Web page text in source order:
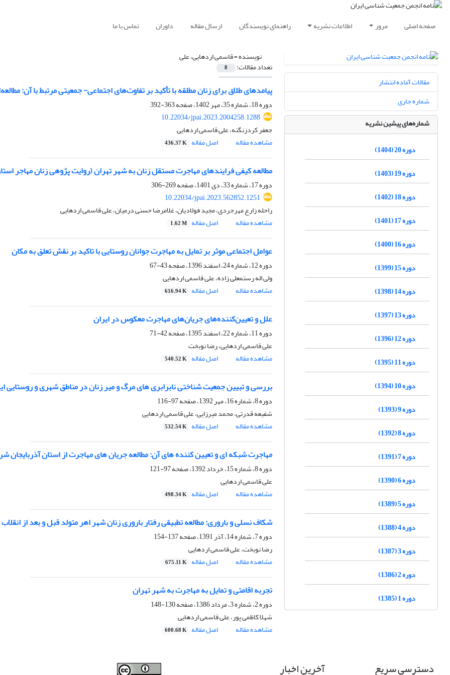
صفحه اصلی مرور اطلاعات نشریه راهنمای نویسندگان ارسال مقاله داوران تماس با ما
نویسنده =قاسمی اردهایی، علی
تعداد مقالات: 8
پیامدهای طلاق برای زنان مطلقه با تأکید بر تفاوت‌های اجتماعی- جمعیتی مرتبط با آن:
دوره 18، شماره 35، مهر 1402، صفحه
363-392
10.22034/jpai.2023.2004258.1288
جعفر کردزنگنه، علی قاسمی اردهایی
مشاهده مقاله
اصل مقاله 436.37 K
مطالعه کیفی فرایندهای مهاجرت مستقل زنان به شهر تهران (روایت پژوهی زنان مهاجر
دوره 17، شماره 33، دی 1401، صفحه
269-306
10.22034/jpai.2023.562852.1251
راحله زارع مهرجردی، مجید فولادیان، غلامرضا حسنی درمیان، علی قاسمی اردهایی
مشاهده مقاله
اصل مقاله 1.62 M
عوامل اجتماعی موثر بر تمایل به مهاجرت جوانان روستایی با تاکید بر نقش تعلق به مکان
دوره 12، شماره 24، اسفند 1396، صفحه
43-67
ولی اله رستمعلی زاده، علی قاسمی اردهایی
مشاهده مقاله
اصل مقاله 616.94 K
علل و تعیین‌کننده‌های جریان‌های مهاجرت‌ معکوس در ایران
دوره 11، شماره 22، اسفند 1395، صفحه
42-71
علی قاسمی اردهایی، رضا نوبخت
مشاهده مقاله
اصل مقاله 540.52 K
بررسی و تبیین جمعیت شناختی نابرابری های مرگ و میر زنان در مناطق شهری و روستایی
دوره 8، شماره 16، مهر 1392، صفحه
97-116
شفیعه قدرتی، محمد میرزایی، علی قاسمی اردهایی
مشاهده مقاله
اصل مقاله 532.54 K
مهاجرت شبکه ای و تعیین کننده های آن: مطالعه جریان های مهاجرت از استان آذربایجان
دوره 8، شماره 15، خرداد 1392، صفحه
97-121
علی قاسمی اردهایی
مشاهده مقاله
اصل مقاله 498.34 K
شکاف نسلی و باروری: مطالعه تطبیقی رفتار باروری زنان شهر اهر متولد قبل و بعد از انقلاب
دوره 7، شماره 14، آذر 1391، صفحه
137-154
رضا نوبخت، علی قاسمی اردهایی
مشاهده مقاله
اصل مقاله 675.11 K
تجربه اقامتی و تمایل به مهاجرت به شهر تهران
دوره 2، شماره 3، مرداد 1386، صفحه
130-148
شهلا کاظمی پور، علی قاسمی اردهایی
مشاهده مقاله
اصل مقاله 600.68 K
مقالات آماده انتشار
شماره جاری
شماره‌های پیشین نشریه
دوره 20 (1404)
دوره 19 (1403)
دوره 18 (1402)
دوره 17 (1401)
دوره 16 (1400)
دوره 15 (1399)
دوره 14 (1398)
دوره 13 (1397)
دوره 12 (1396)
دوره 11 (1395)
دوره 10 (1394)
دوره 9 (1393)
دوره 8 (1392)
دوره 7 (1391)
دوره 6 (1390)
دوره 5 (1389)
دوره 4 (1388)
دوره 3 (1387)
دوره 2 (1386)
دوره 1 (1385)
دسترسی سریع آخرین اخبار